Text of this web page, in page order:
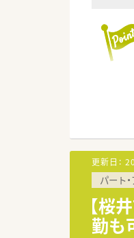
更新日：
パート
【桜
勤も